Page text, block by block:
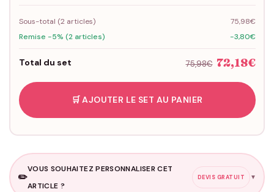
Sous-total (2articles)
75,98€
Remise -5% (2 articles)
-3,80€
Total du set 75,98€ 72,18€
🛒 AJOUTER LE SET AU PANIER
✏️
VOUS SOUHAITEZ PERSONNALISER CET
ARTICLE ?
DEVIS GRATUIT ▼